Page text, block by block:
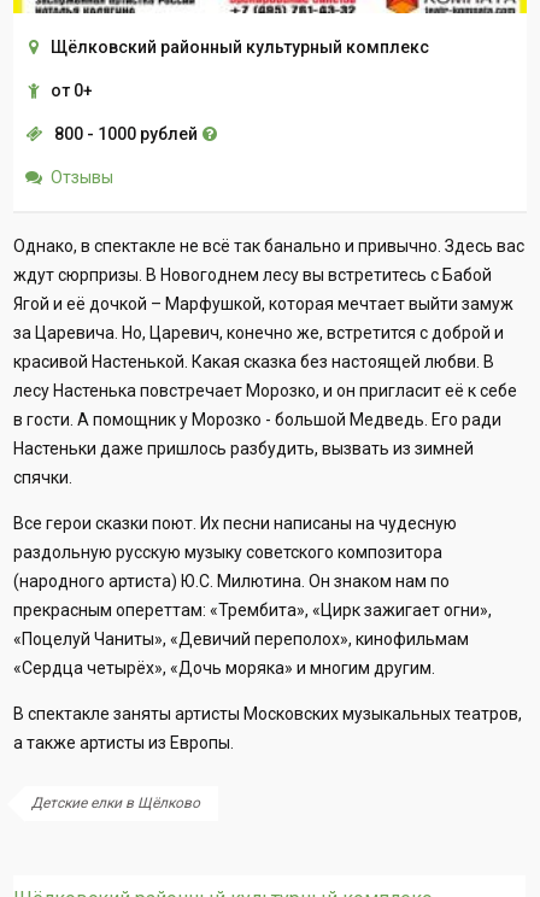
Щёлковский районный культурный комплекс
от 0+
800 - 1000 рублей
Отзывы
Однако, в спектакле не всё так банально и привычно. Здесь вас
ждут сюрпризы. В Новогоднем лесу вы встретитесь с Бабой
Ягой и её дочкой – Марфушкой, которая мечтает выйти замуж
за Царевича. Но, Царевич, конечно же, встретится с доброй и
красивой Настенькой. Какая сказка без настоящей любви. В
лесу Настенька повстречает Морозко, и он пригласит её к себе
в гости. А помощник у Морозко - большой Медведь. Его ради
Настеньки даже пришлось разбудить, вызвать из зимней
спячки.
Все герои сказки поют. Их песни написаны на чудесную
раздольную русскую музыку советского композитора
(народного артиста) Ю.С. Милютина. Он знаком нам по
прекрасным опереттам: «Трембита», «Цирк зажигает огни»,
«Поцелуй Чаниты», «Девичий переполох», кинофильмам
«Сердца четырёх», «Дочь моряка» и многим другим.
В спектакле заняты артисты Московских музыкальных театров,
а также артисты из Европы.
Детские елки в Щёлково